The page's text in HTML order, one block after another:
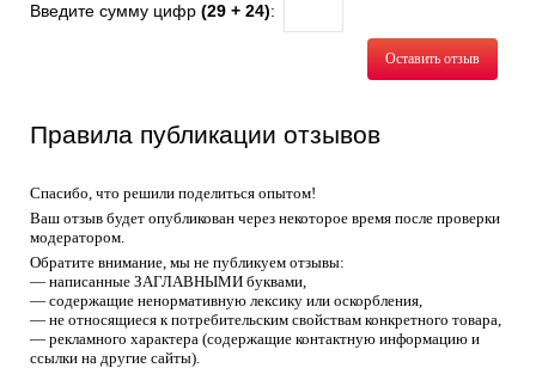
Введите сумму цифр (29 + 24):
Оставить отзыв
Правила публикации отзывов
Спасибо, что решили поделиться опытом!
Ваш отзыв будет опубликован через некоторое время после проверки
модератором.
Обратите внимание, мы не публикуем отзывы:
— написанные ЗАГЛАВНЫМИ буквами,
— содержащие ненормативную лексику или оскорбления,
— не относящиеся к потребительским свойствам конкретного товара,
— рекламного характера (содержащие контактную информацию и
ссылки на другие сайты).